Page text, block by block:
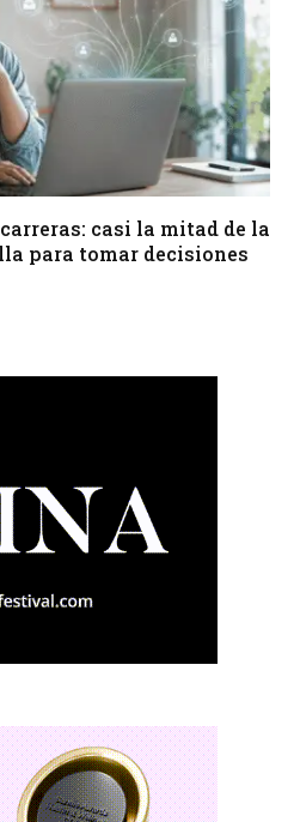
casi la mitad de la
para tomar decisiones